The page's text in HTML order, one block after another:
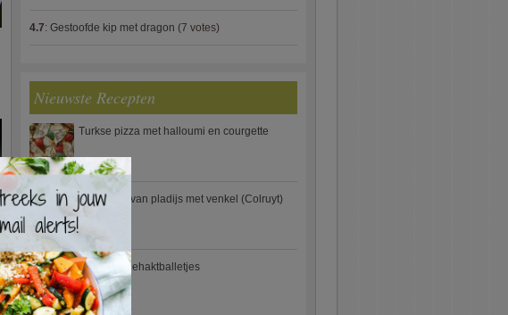
4.7: Gestoofde kip met dragon (7 votes)
Nieuwste Recepten
Turkse pizza met halloumi en courgette
Waterzooi van pladijs met venkel (Colruyt)
Zweedse gehaktballetjes
×